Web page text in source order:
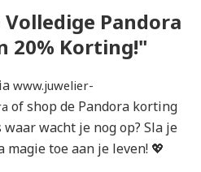
Pandora
20% Korting!"
www.juwelier-
of shop de Pandora korting
wacht je nog op? Sla je
magie toe aan je leven! 💖